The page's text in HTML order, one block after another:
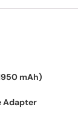
mAh)
Adapter